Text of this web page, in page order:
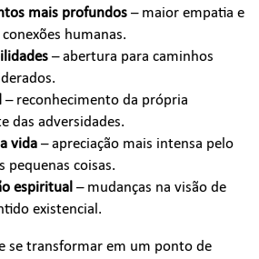
mais profundos – maior empatia e
humanas.
– abertura para caminhos
– reconhecimento da própria
das adversidades.
vida – apreciação mais intensa pelo
pequenas coisas.
espiritual – mudanças na visão de
existencial.
se transformar em um ponto de